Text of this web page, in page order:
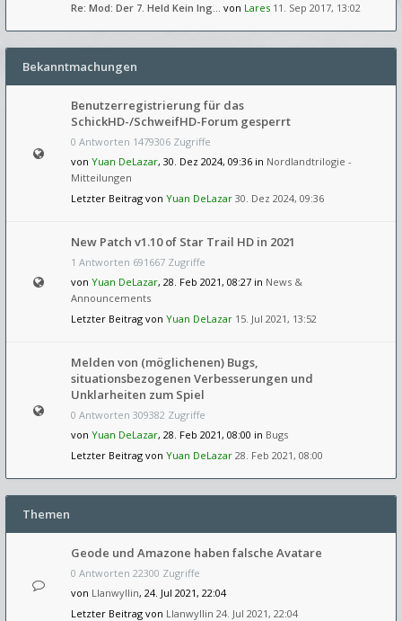
Re: Mod: Der 7. Held Kein Ing… von Lares 11. Sep 2017, 13:02
Bekanntmachungen
Benutzerregistrierung für das
SchickHD-/SchweifHD-Forum gesperrt
0 Antworten 1479306 Zugriffe
von Yuan DeLazar, 30. Dez 2024, 09:36 in Nordlandtrilogie -
Mitteilungen
Letzter Beitrag von Yuan DeLazar 30. Dez 2024, 09:36
New Patch v1.10 of Star Trail HD in 2021
1 Antworten 691667 Zugriffe
von Yuan DeLazar, 28. Feb 2021, 08:27 in News &
Announcements
Letzter Beitrag von Yuan DeLazar 15. Jul 2021, 13:52
Melden von (möglichenen) Bugs,
situationsbezogenen Verbesserungen und
Unklarheiten zum Spiel
0 Antworten 309382 Zugriffe
von Yuan DeLazar, 28. Feb 2021, 08:00 in Bugs
Letzter Beitrag von Yuan DeLazar 28. Feb 2021, 08:00
Themen
Geode und Amazone haben falsche Avatare
0 Antworten 22300 Zugriffe
von Llanwyllin, 24. Jul 2021, 22:04
Letzter Beitrag von Llanwyllin 24. Jul 2021, 22:04